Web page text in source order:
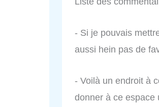
- Si je pouvais
aussi hein pas de
- Voilà un endroit à
donner à ce espace